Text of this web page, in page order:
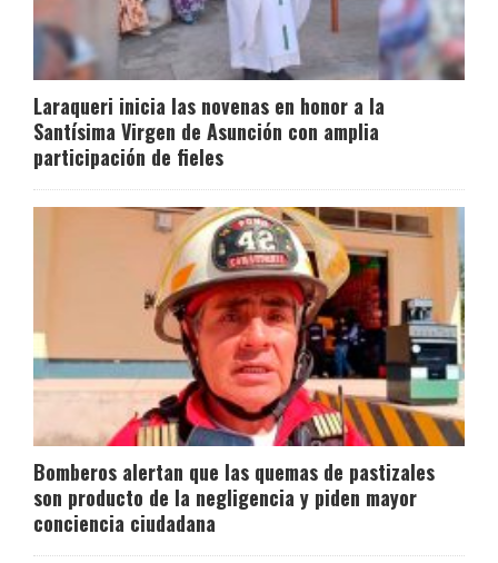
Laraqueri inicia las novenas en honor a la
Santísima Virgen de Asunción con amplia
participación de fieles
Bomberos alertan que las quemas de pastizales
son producto de la negligencia y piden mayor
conciencia ciudadana